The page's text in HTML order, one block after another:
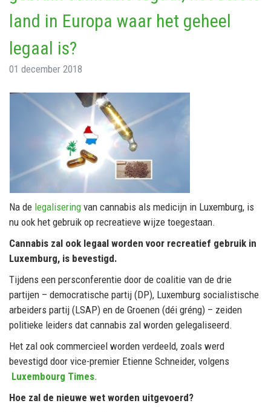
land in Europa waar het geheel
legaal is?
01 december 2018
Na de legalisering van cannabis als medicijn in Luxemburg, is
nu ook het gebruik op recreatieve wijze toegestaan.
Cannabis zal ook legaal worden voor recreatief gebruik in
Luxemburg, is bevestigd.
Tijdens een persconferentie door de coalitie van de drie
partijen – democratische partij (DP), Luxemburg socialistische
arbeiders partij (LSAP) en de Groenen (déi gréng) – zeiden
politieke leiders dat cannabis zal worden gelegaliseerd.
Het zal ook commercieel worden verdeeld, zoals werd
bevestigd door vice-premier Etienne Schneider, volgens
Luxembourg Times.
Hoe zal de nieuwe wet worden uitgevoerd?